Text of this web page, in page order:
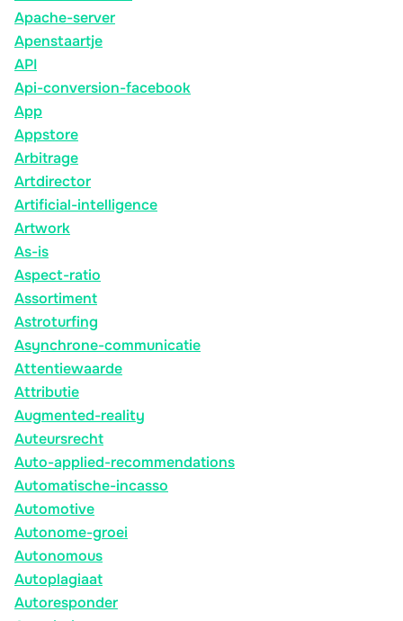
Apache-server
Apenstaartje
API
Api-conversion-facebook
App
Appstore
Arbitrage
Artdirector
Artificial-intelligence
Artwork
As-is
Aspect-ratio
Assortiment
Astroturfing
Asynchrone-communicatie
Attentiewaarde
Attributie
Augmented-reality
Auteursrecht
Auto-applied-recommendations
Automatische-incasso
Automotive
Autonome-groei
Autonomous
Autoplagiaat
Autoresponder